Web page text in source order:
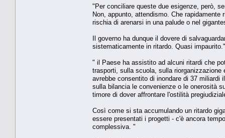
"Per conciliare queste due esigenze, però,
Non, appunto, attendismo. Che
rischia di arenarsi in una palude o nel
Il governo ha dunque il dovere di
sistematicamente in ritardo. Quasi impaurito."
" il Paese ha assistito ad alcuni ritardi che
trasporti, sulla scuola, sulla
avrebbe consentito di inondare di 37
sulla bilancia le convenienze o le onerosità
timore di dover affrontare l'ostilità
Così come si sta accumulando un ritardo
essere presentati i progetti - c'è ancora
complessiva. "